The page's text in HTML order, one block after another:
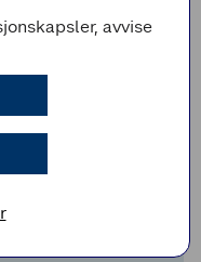
stjerneanis og
lurt å ikke ha alt
til hvor mye du
svak varme i ca. 10
smak.
smaker
avvise